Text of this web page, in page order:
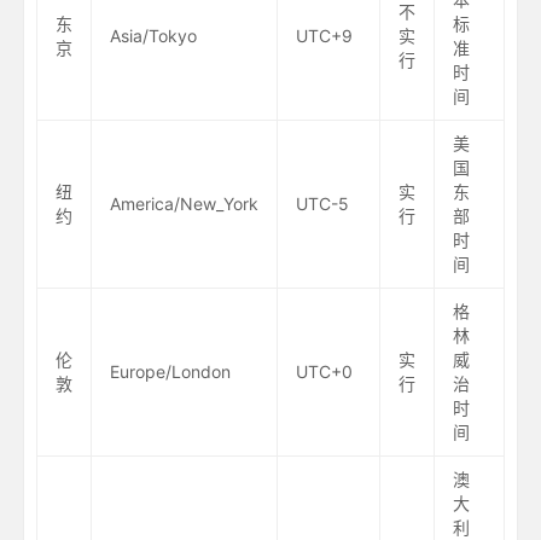
东
京
Asia/Tokyo UTC+9
不
实
行
标
准
时
间
纽
约
America/New_York UTC-5
实
行
美
国
东
部
时
间
伦
敦
Europe/London UTC+0
实
行
格
林
威
治
时
间
澳
大
利